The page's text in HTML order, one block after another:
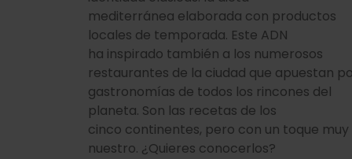
mediterránea elaborada con productos
locales de temporada. Este ADN
ha inspirado también a los numerosos
restaurantes de la ciudad que apuestan
gastronomías de todos los rincones del
planeta. Son las recetas de los
cinco continentes, pero con un toque muy
nuestro. ¿Quieres conocerlos?